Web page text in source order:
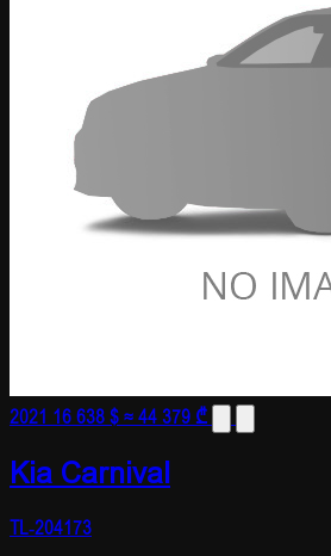
2021 16 638 $≈ 44 379 ₾
Kia Carnival
TL-204173